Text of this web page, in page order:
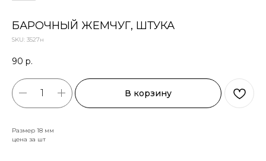
БАРОЧНЫЙ ЖЕМЧУГ, ШТУКА
SKU: 3527н
90 р.
В корзину
Размер 18 мм
цена за шт